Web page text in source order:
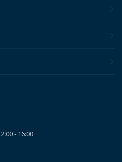
- 16:00